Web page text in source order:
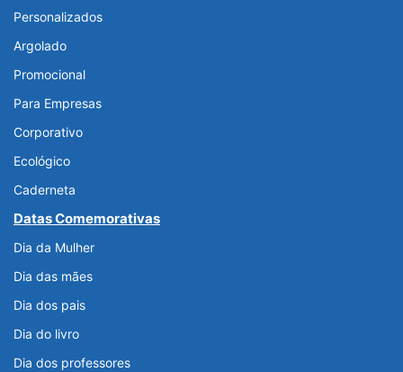
Personalizados
Argolado
Promocional
Para Empresas
Corporativo
Ecológico
Caderneta
Datas Comemorativas
Dia da Mulher
Dia das mães
Dia dos pais
Dia do livro
Dia dos professores